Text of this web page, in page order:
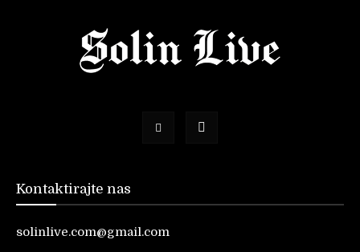
Kontaktirajte nas
solinlive.com@gmail.com